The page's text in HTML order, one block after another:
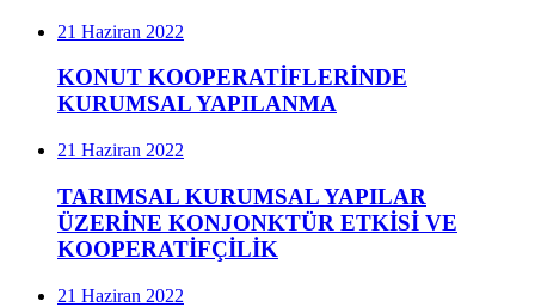
21 Haziran 2022
KONUT KOOPERATİFLERİNDE
KURUMSAL YAPILANMA
21 Haziran 2022
TARIMSAL KURUMSAL YAPILAR
ÜZERİNE KONJONKTÜR ETKİSİ VE
KOOPERATİFÇİLİK
21 Haziran 2022